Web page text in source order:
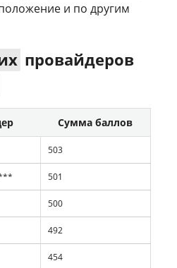
и по другим
провайдеров
Сумма баллов
503
501
500
492
454